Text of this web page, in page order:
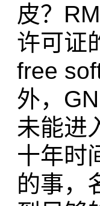
皮？
许可证
free
外，
未能进
十年时
的事，